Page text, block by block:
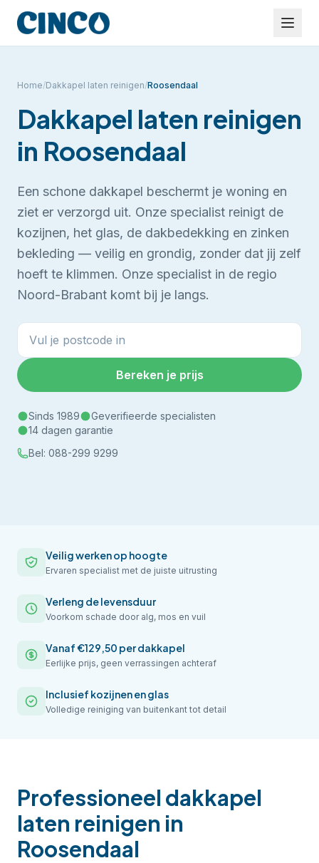
Home/Dakkapel laten reinigen/Roosendaal
Dakkapel laten reinigen
in Roosendaal
Een schone dakkapel beschermt je woning en
ziet er verzorgd uit. Onze specialist reinigt de
kozijnen, het glas, de dakbedekking en zinken
bekleding — veilig en grondig, zonder dat jij zelf
hoeft te klimmen. Onze specialist in de regio
Noord-Brabant komt bij je langs.
Bereken je prijs
Sinds 1989
Geverifieerde specialisten
14 dagen garantie
Bel: 088-299 9299
Veilig werken op hoogte
Ervaren specialist met de juiste uitrusting
Verleng de levensduur
Voorkom schade door alg, mos en vuil
Vanaf €129,50 per dakkapel
Eerlijke prijs, geen verrassingen achteraf
Inclusief kozijnen en glas
Volledige reiniging van buitenkant tot detail
Professioneel dakkapel
laten reinigen in
Roosendaal